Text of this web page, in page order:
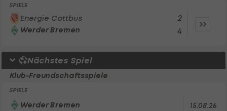
SPIELE
Energie Cottbus
Werder Bremen
2
4
Nächstes Spiel
Klub-Freundschaftsspiele
SPIELE
Werder Bremen
15.08.26